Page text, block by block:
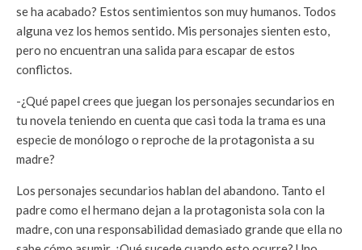
se ha acabado? Estos sentimientos son muy humanos. Todos
alguna vez los hemos sentido. Mis personajes sienten esto,
pero no encuentran una salida para escapar de estos
conflictos.
-¿Qué papel crees que juegan los personajes secundarios en
tu novela teniendo en cuenta que casi toda la trama es una
especie de monólogo o reproche de la protagonista a su
madre?
Los personajes secundarios hablan del abandono. Tanto el
padre como el hermano dejan a la protagonista sola con la
madre, con una responsabilidad demasiado grande que ella no